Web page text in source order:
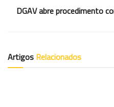
DGAV abre procedimento
Artigos Relacionados